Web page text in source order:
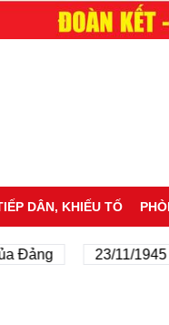
DÂN, KHIẾU TỐ
23/11/1945 - 23/